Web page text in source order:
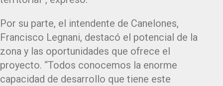
Por su parte, el intendente de Canelones,
Francisco Legnani, destacó el potencial de la
zona y las oportunidades que ofrece el
proyecto. “Todos conocemos la enorme
capacidad de desarrollo que tiene este